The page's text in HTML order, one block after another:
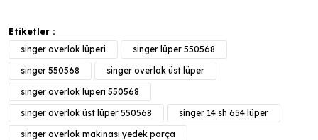
Etiketler :
singer overlok lüperi
singer lüper 550568
singer 550568
singer overlok üst lüper
singer overlok lüperi 550568
singer overlok üst lüper 550568
singer 14 sh 654 lüper
singer overlok makinası yedek parça